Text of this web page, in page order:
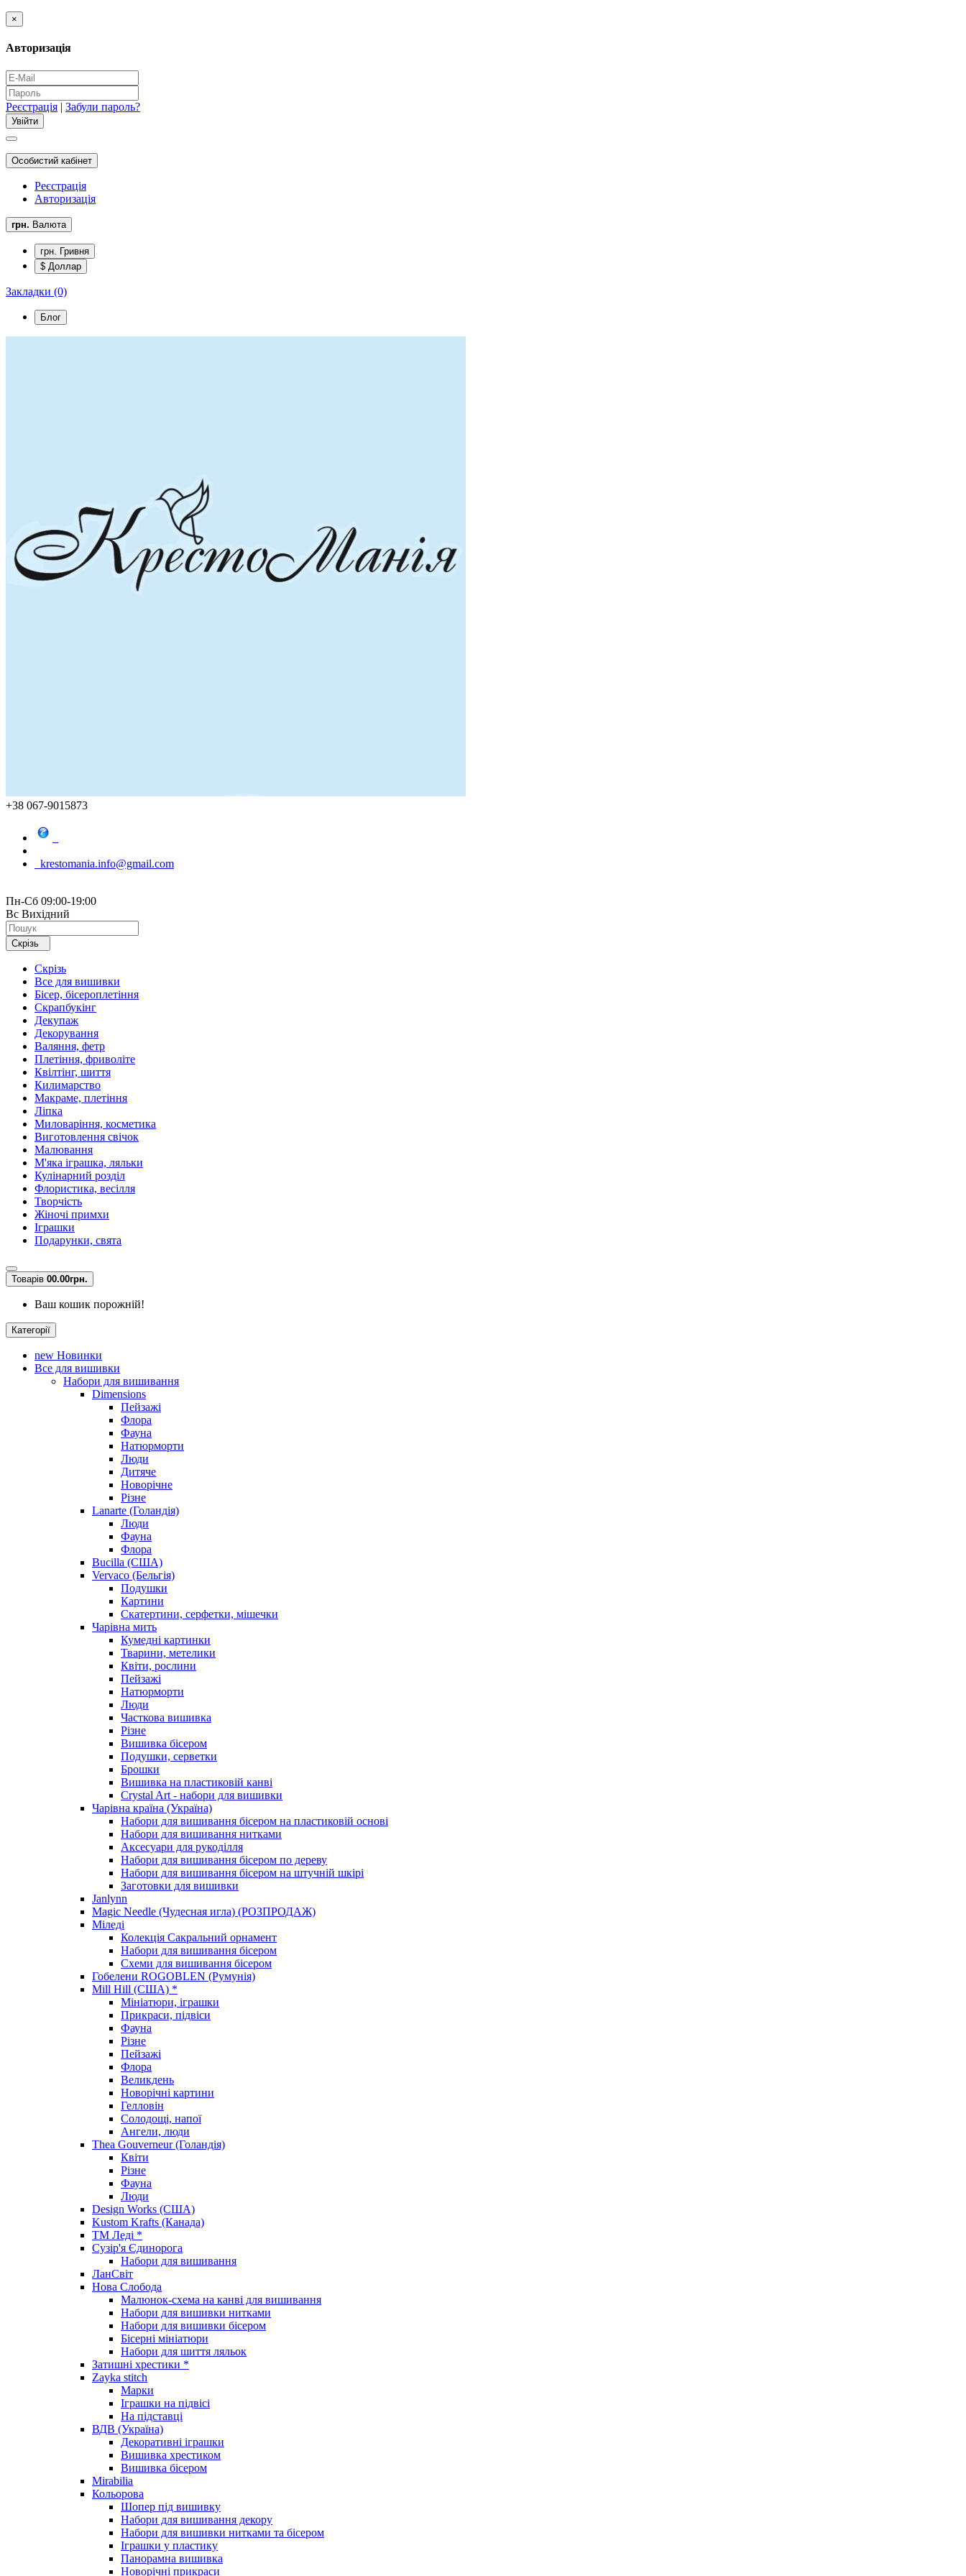
×
Авторизація
Реєстрація | Забули пароль?
Особистий кабінет
Реєстрація
Авторизація
грн. Валюта
грн. Гривня
$ Доллар
Закладки (0)
Блог
+38 067-9015873
krestomania.info@gmail.com
Пн-Сб 09:00-19:00
Вс Вихідний
Скрізь
Скрізь
Все для вишивки
Бісер, бісероплетіння
Скрапбукінг
Декупаж
Декорування
Валяння, фетр
Плетіння, фриволіте
Квілтінг, шиття
Килимарство
Макраме, плетіння
Ліпка
Миловаріння, косметика
Виготовлення свічок
Малювання
М'яка іграшка, ляльки
Кулінарний розділ
Флористика, весілля
Творчість
Жіночі примхи
Іграшки
Подарунки, свята
Товарів 00.00грн.
Ваш кошик порожній!
Категорії
new Новинки
Все для вишивки
Набори для вишивання
Dimensions
Пейзажі
Флора
Фауна
Натюрморти
Люди
Дитяче
Новорічне
Різне
Lanarte (Голандія)
Люди
Фауна
Флора
Bucilla (США)
Vervaco (Бельгія)
Подушки
Картини
Скатертини, серфетки, мішечки
Чарiвна мить
Кумедні картинки
Тварини, метелики
Квіти, рослини
Пейзажі
Натюрморти
Люди
Часткова вишивка
Різне
Вишивка бісером
Подушки, серветки
Брошки
Вишивка на пластиковій канві
Crystal Art - набори для вишивки
Чарівна країна (Україна)
Набори для вишивання бісером на пластиковій основі
Набори для вишивання нитками
Аксесуари для рукоділля
Набори для вишивання бісером по дереву
Набори для вишивання бісером на штучній шкірі
Заготовки для вишивки
Janlynn
Magic Needle (Чудесная игла) (РОЗПРОДАЖ)
Міледі
Колекція Сакральний орнамент
Набори для вишивання бісером
Схеми для вишивання бісером
Гобелени ROGOBLEN (Румунія)
Mill Hill (США) *
Мініатюри, іграшки
Прикраси, підвіси
Фауна
Різне
Пейзажі
Флора
Великдень
Новорічні картини
Гелловін
Солодощі, напої
Ангели, люди
Thea Gouverneur (Голандія)
Квіти
Різне
Фауна
Люди
Design Works (США)
Kustom Krafts (Канада)
ТМ Леді *
Сузір'я Єдинорога
Набори для вишивання
ЛанСвіт
Нова Слобода
Малюнок-схема на канві для вишивання
Набори для вишивки нитками
Набори для вишивки бісером
Бісерні мініатюри
Набори для шиття ляльок
Затишні хрестики *
Zayka stitch
Марки
Іграшки на підвісі
На підставці
ВДВ (Україна)
Декоративні іграшки
Вишивка хрестиком
Вишивка бісером
Mirabilia
Кольорова
Шопер під вишивку
Набори для вишивання декору
Набори для вишивки нитками та бісером
Іграшки у пластику
Панорамна вишивка
Новорічні прикраси